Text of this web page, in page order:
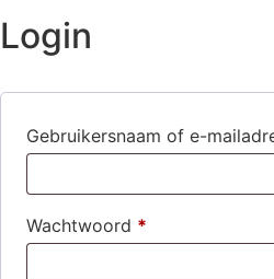
Login
Gebruikersnaam of e-
Wachtwoord *